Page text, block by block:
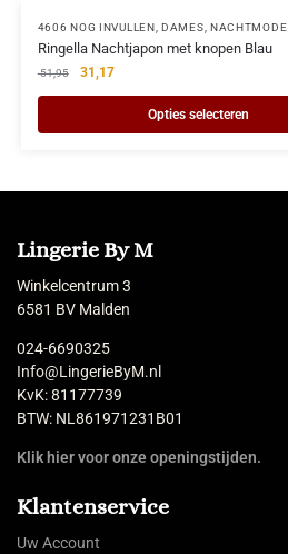
4606 NOG INVULLEN,DAMES, NACHTMODE
Ringella Nachtjapon met knopen Blau
51,95 31,17
Opties selecteren
Lingerie By M
Winkelcentrum 3
6581 BV Malden
024-6690325
Info@LingerieByM.nl
KvK: 81177739
BTW: NL861971231B01
Klik hier voor onze openingstijden.
Klantenservice
Uw Account